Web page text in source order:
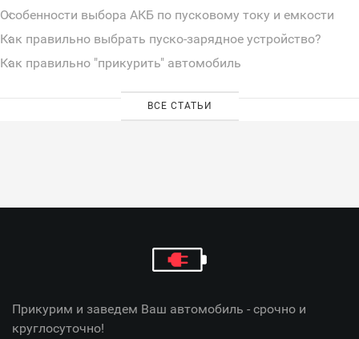
Особенности выбора АКБ по пусковому току и емкости
Как правильно выбрать пуско-зарядное устройство?
Как правильно "прикурить" автомобиль
ВСЕ СТАТЬИ
Прикурим и заведем Ваш автомобиль - срочно и
круглосуточно!